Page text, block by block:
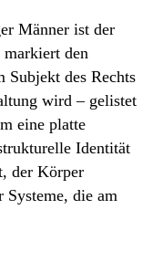
Männer ist der
markiert den
Subjekt des Rechts
wird – gelistet
eine platte
Identität
der Körper
Systeme, die am